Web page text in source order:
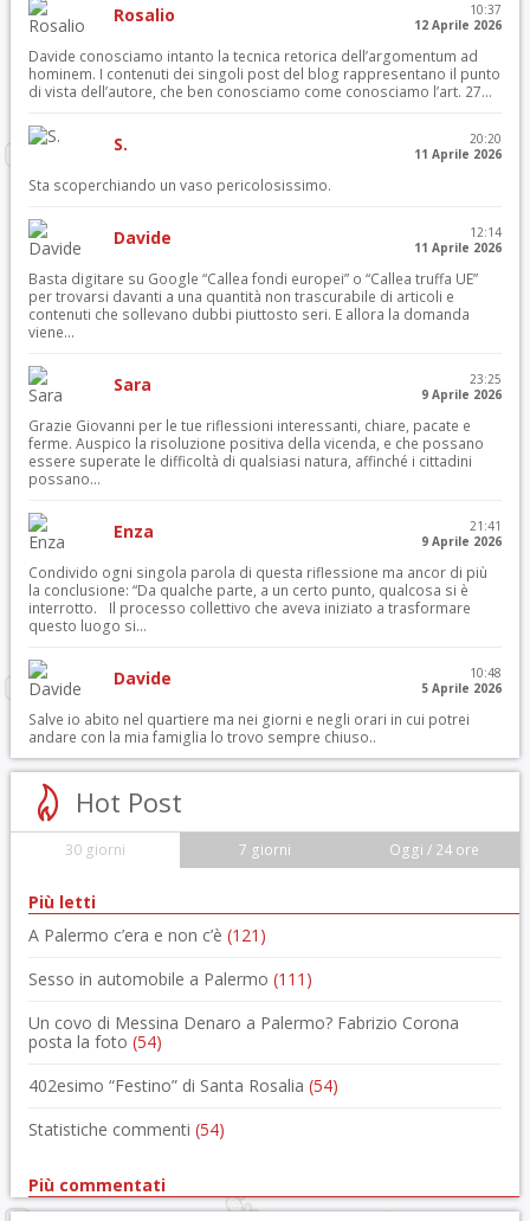
Rosalio
10:37
12 Aprile 2026
Davide conosciamo intanto la tecnica retorica dell’argomentum ad
hominem. I contenuti dei singoli post del blog rappresentano il punto
di vista dell’autore, che ben conosciamo come conosciamo l’art. 27...
S.
20:20
11 Aprile 2026
Sta scoperchiando un vaso pericolosissimo.
Davide
12:14
11 Aprile 2026
Basta digitare su Google “Callea fondi europei” o “Callea truffa UE”
per trovarsi davanti a una quantità non trascurabile di articoli e
contenuti che sollevano dubbi piuttosto seri. E allora la domanda
viene...
Sara
23:25
9 Aprile 2026
Grazie Giovanni per le tue riflessioni interessanti, chiare, pacate e
ferme. Auspico la risoluzione positiva della vicenda, e che possano
essere superate le difficoltà di qualsiasi natura, affinché i cittadini
possano...
Enza
21:41
9 Aprile 2026
Condivido ogni singola parola di questa riflessione ma ancor di più
la conclusione: “Da qualche parte, a un certo punto, qualcosa si è
interrotto. Il processo collettivo che aveva iniziato a trasformare
questo luogo si...
Davide
10:48
5 Aprile 2026
Salve io abito nel quartiere ma nei giorni e negli orari in cui potrei
andare con la mia famiglia lo trovo sempre chiuso..
Hot Post
30 giorni 7 giorni Oggi / 24 ore
Più letti
A Palermo c’era e non c’è (121)
Sesso in automobile a Palermo (111)
Un covo di Messina Denaro a Palermo? Fabrizio Corona
posta la foto (54)
402esimo “Festino” di Santa Rosalia (54)
Statistiche commenti (54)
Più commentati